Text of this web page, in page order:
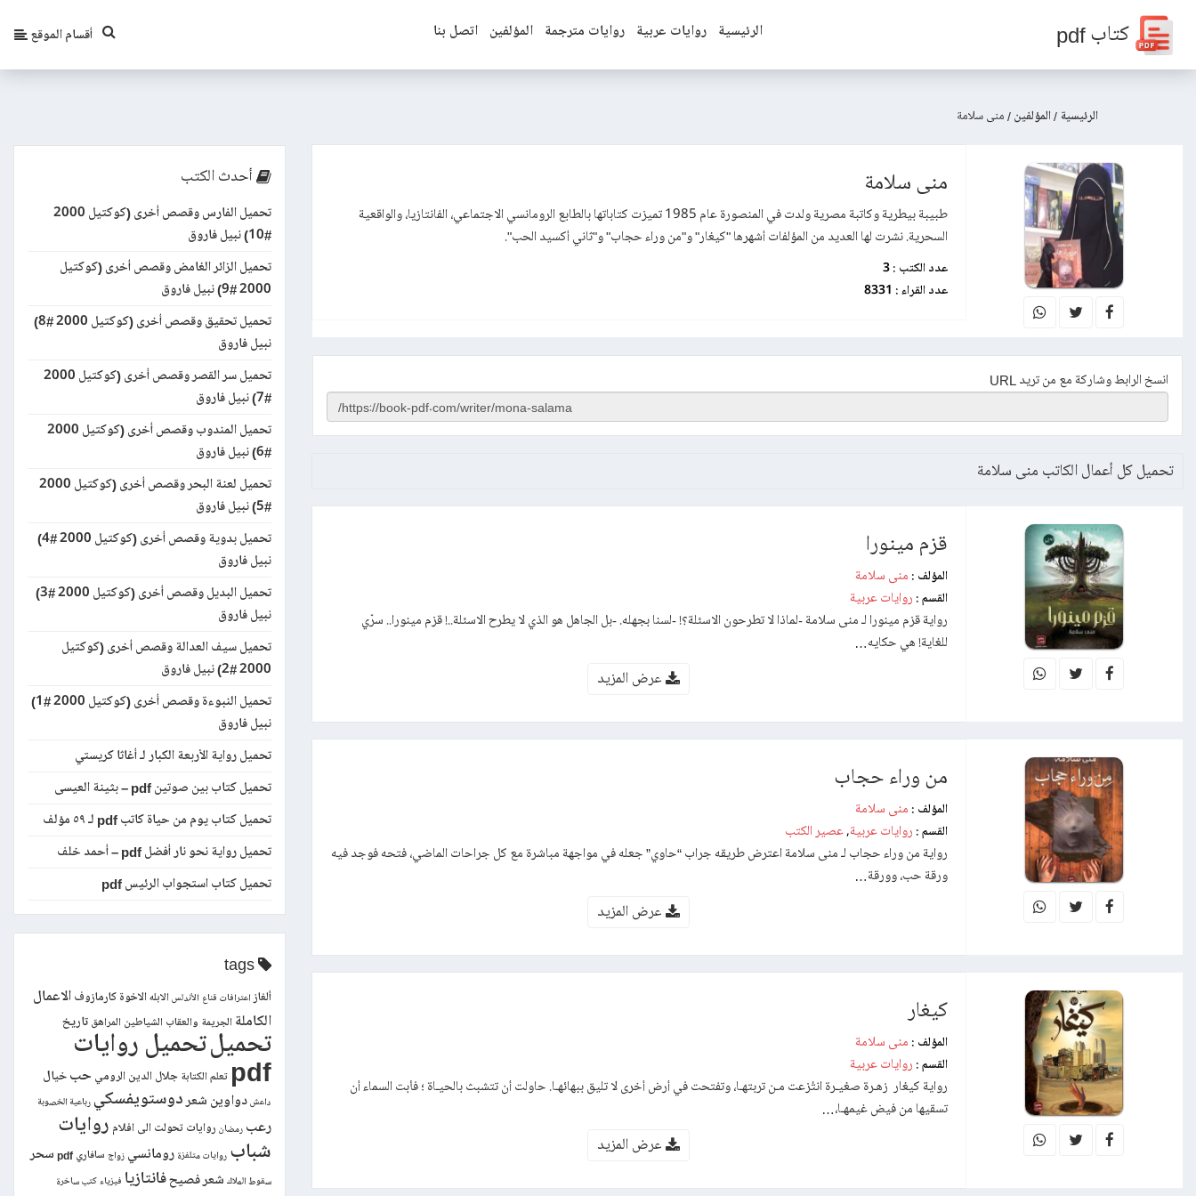
كتاب pdf الرئيسية روايات عربية روايات مترجمة المؤلفين اتصل بنا أقسام الموقع
الرئيسية /المؤلفين / منى سلامة
منى سلامة
طبيبة بيطرية وكاتبة مصرية ولدت في المنصورة عام 1985 تميزت كتاباتها بالطابع الرومانسي الاجتماعي، الفانتازيا، والواقعية
السحرية. نشرت لها العديد من المؤلفات أشهرها "كيغار" و"من وراء حجاب" و"ثاني أكسيد الحب".
عدد الكتب :3
عدد القراء : 8331
انسخ الرابط وشاركة مع من تريد URL
تحميل كل أعمال الكاتب منى سلامة
قزم مينورا
المؤلف : منى سلامة
القسم : روايات عربية
رواية قزم مينورا لـ منى سلامة -لماذا لا تطرحون الاسئلة؟! -لسنا بجهله. -بل الجاهل هو الذي لا يطرح الاسئلة..! قزم مينورا.. سرّي
للغاية! هي حكايه…
عرض المزيد
من وراء حجاب
المؤلف : منى سلامة
القسم : روايات عربية,عصير الكتب
رواية من وراء حجاب لـ منى سلامة اعترض طريقه جراب “حاوي” جعله في مواجهة مباشرة مع كل جراحات الماضي، فتحه فوجد فيه
ورقة حب، وورقة…
عرض المزيد
كيغار
المؤلف : منى سلامة
القسم : روايات عربية
رواية كيغار زهـرة صغيـرة انتُزعت مـن تربتهـا، وتفتحت في أرض أخرى لا تليق ببهائهـا. حاولت أن تتشبث بالحيـاة ؛ فأبت السماء أن
تسقيها من فيض غيمهـا،…
عرض المزيد
أحدث الكتب
تحميل الفارس وقصص أخرى (كوكتيل 2000
#10) نبيل فاروق
تحميل الزائر الغامض وقصص أخرى (كوكتيل
2000 #9) نبيل فاروق
تحميل تحقيق وقصص أخرى (كوكتيل 2000 #8)
نبيل فاروق
تحميل سر القصر وقصص أخرى (كوكتيل 2000
#7) نبيل فاروق
تحميل المندوب وقصص أخرى (كوكتيل 2000
#6) نبيل فاروق
تحميل لعنة البحر وقصص أخرى (كوكتيل 2000
#5) نبيل فاروق
تحميل بدوية وقصص أخرى (كوكتيل 2000 #4)
نبيل فاروق
تحميل البديل وقصص أخرى (كوكتيل 2000 #3)
نبيل فاروق
تحميل سيف العدالة وقصص أخرى (كوكتيل
2000 #2) نبيل فاروق
تحميل النبوءة وقصص أخرى (كوكتيل 2000 #1)
نبيل فاروق
تحميل رواية الأربعة الكبار لـ أغاثا كريستي
تحميل كتاب بين صوتين pdf – بثينة العيسى
تحميل كتاب يوم من حياة كاتب pdf لـ ٥٩ مؤلف
تحميل رواية نحو نار أفضل pdf – أحمد خلف
تحميل كتاب استجواب الرئيس pdf
ألغاز اعترافات قناع الأندلس الابلهالاخوة كارمازوف الاعمال
الكاملة الجريمة والعقاب الشياطين المراهق تاريخ
تحميلتحميل روايات
pdf تعلم الكتابة جلال الدين الرومي حب خيال
داعش دواوين شعردوستويفسكي رباعية الخصوبة
رعب رمضان روايات تحولت الى افلام روايات
شباب روايات متلفزة رومانسي زواج سافاري pdf سحر
سقوط الملاك شعر فصيحفانتازيا فيزياء كتب ساخرة